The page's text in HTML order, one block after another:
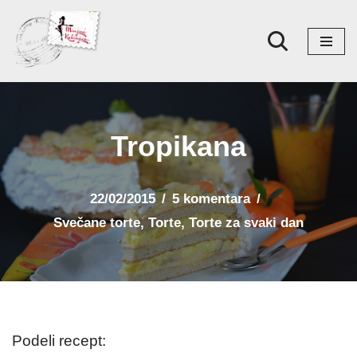
Skoči
na
Tropikana
22/02/2015
5 komentara
Svečane torte,Torte,Torte za svaki dan
Podeli recept: